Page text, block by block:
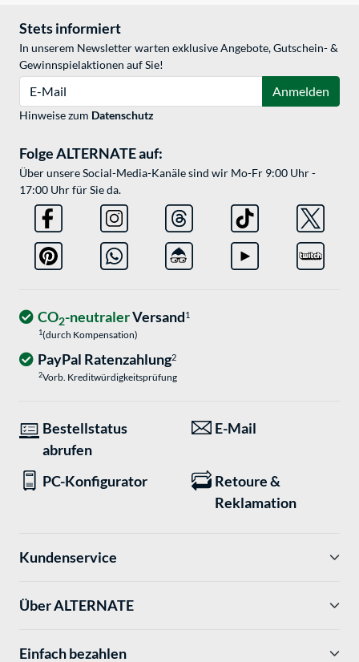
Stets informiert
In unserem Newsletter warten exklusive Angebote, Gutschein- &
Gewinnspielaktionen auf Sie!
Anmelden
Hinweise zum Datenschutz
Folge ALTERNATE auf:
Über unsere Social-Media-Kanäle sind wir Mo-Fr 9:00 Uhr -
17:00 Uhr für Sie da.
CO2-neutralerVersand1
1(durch Kompensation)
PayPal Ratenzahlung2
2Vorb. Kreditwürdigkeitsprüfung
Bestellstatus
abrufen
E-Mail
PC-Konfigurator
Retoure &
Reklamation
Kundenservice
Über ALTERNATE
Einfach bezahlen